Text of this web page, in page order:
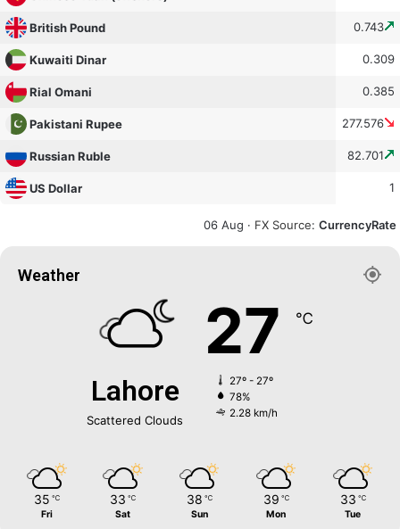
British Pound 0.743
Kuwaiti Dinar 0.309
Rial Omani 0.385
Pakistani Rupee 277.576
Russian Ruble 82.701
US Dollar 1
06 Aug · FX Source: CurrencyRate
Weather
Lahore
Scattered Clouds
27 ℃
27º - 27º
78%
2.28 km/h
35 ℃
Fri
33 ℃
Sat
38 ℃
Sun
39 ℃
Mon
33 ℃
Tue